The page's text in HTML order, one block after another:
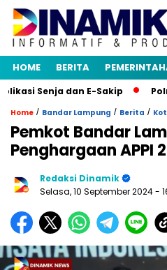
HOME BERITA
Senja dan E-Sakip Polres
Home / Bandar Lampung / Berita /
Pemkot Bandar
Penghargaan APPI
Redaksi Dinamik
Selasa, 10 September 2024-